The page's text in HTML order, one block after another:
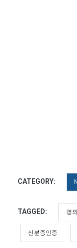
CATEGORY:
TAGGED: 명
신분증인증